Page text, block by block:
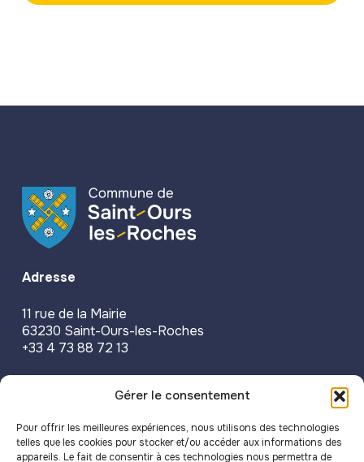
Gérer le consentement
Pour offrir les meilleures expériences, nous utilisons des technologies
telles que les cookies pour stocker et/ou accéder aux informations des
appareils. Le fait de consentir à ces technologies nous permettra de
Adresse
11 rue de la Mairie
63230 Saint-Ours-les-Roches
+33 4 73 88 72 13
Lundi
14h-18h
Mardi
9h-12h